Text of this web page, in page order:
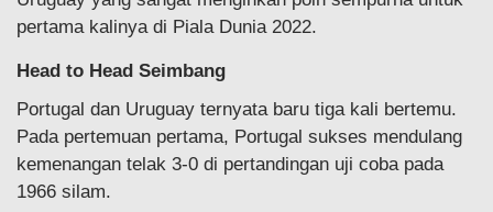
pertama kalinya di Piala Dunia 2022.
Head to Head Seimbang
Portugal dan Uruguay ternyata baru tiga kali bertemu.
Pada pertemuan pertama, Portugal sukses mendulang
kemenangan telak 3-0 di pertandingan uji coba pada
1966 silam.